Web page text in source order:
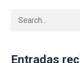
Entradas